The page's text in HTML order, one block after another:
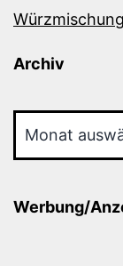
Archiv
Werbung/